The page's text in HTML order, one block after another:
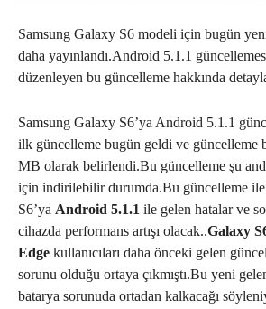
Samsung Galaxy S6 modeli için bugün
daha yayınlandı.Android 5.1.1
düzenleyen bu güncelleme hakkında
Samsung Galaxy S6’ya Android 5.1.1
ilk güncelleme bugün geldi ve güncelleme
MB olarak belirlendi.Bu güncelleme şu
için indirilebilir durumda.Bu güncelleme
S6’ya Android 5.1.1 ile gelen hatalar ve
cihazda performans artışı olacak..Galaxy
Edge kullanıcıları daha önceki gelen
sorunu olduğu ortaya çıkmıştı.Bu yeni
batarya sorunuda ortadan kalkacağı